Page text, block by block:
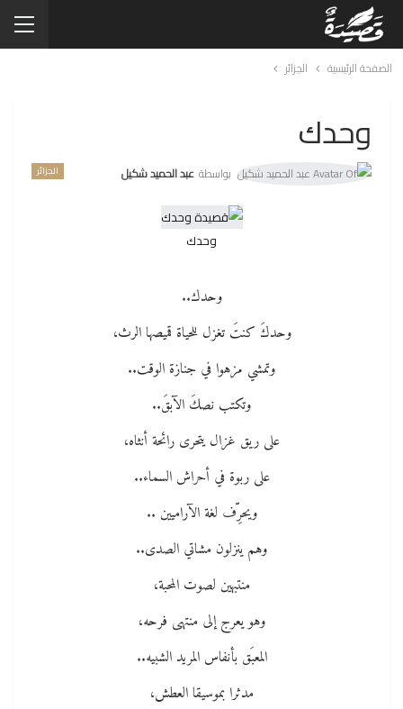
الصفحة الرئيسية الجزائر
وحدك
الجزائر بواسطة عبد الحميد شكيل
وحدك
وحدك..
وحدكَ كنتَ تغزل للحياة قميصها الرث،
وتمشي مزهوا في جنازة الوقت..
وتكتب نصكَ الآبقَ..
على ريق غزال يتحرى رائحة أنثاه،
على ربوة في أحراش السماء..
ويحرِّف لغة الآراميين ..
وهم ينزلون مشاتي الصدى..
منتبهين لصوت المحبة،
وهو يعرج إلى منتهى فرحه،
المعبَق بأنفاس المريد الشبيه..
مدثرا بموسيقا العطش،